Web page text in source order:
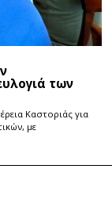
των
Καστοριάς για
με